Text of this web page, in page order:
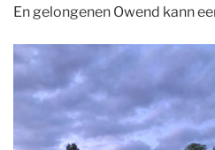
En gelongenen Owend kann